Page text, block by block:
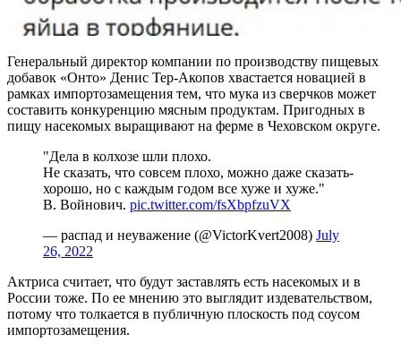
Генеральный директор компании по производству пищевых
добавок «Онто» Денис Тер-Акопов хвастается новацией в
рамках импортозамещения тем, что мука из сверчков может
составить конкуренцию мясным продуктам. Пригодных в
пищу насекомых выращивают на ферме в Чеховском округе.
"Дела в колхозе шли плохо.
Не сказать, что совсем плохо, можно даже сказать-
хорошо, но с каждым годом все хуже и хуже."
В. Войнович. pic.twitter.com/fsXbpfzuVX
— распад и неуважение (@VictorKvert2008) July
26, 2022
Актриса считает, что будут заставлять есть насекомых и в
России тоже. По ее мнению это выглядит издевательством,
потому что толкается в публичную плоскость под соусом
импортозамещения.